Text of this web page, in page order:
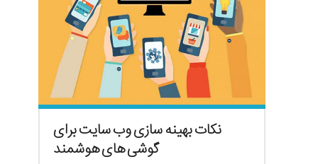
نکات بهینه سازی وب سایت برای
گوشی های هوشمند